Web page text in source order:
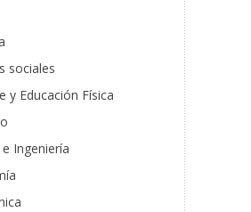
sociales
y Educación Física
Ingeniería